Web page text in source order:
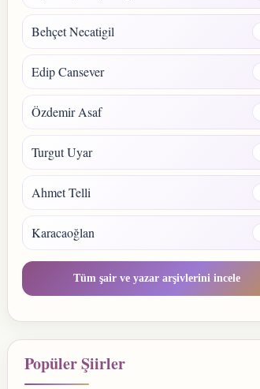
Behçet Necatigil
Edip Cansever
Özdemir Asaf
Turgut Uyar
Ahmet Telli
Karacaoğlan
Tüm şair ve yazar arşivlerini incele
Popüler Şiirler